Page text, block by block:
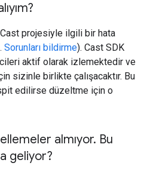
projesiyle ilgili bir hata
Sorunları bildirme). Cast SDK
aktif olarak izlemektedir ve
sizinle birlikte çalışacaktır. Bu
edilirse düzeltme için o
almıyor. Bu
geliyor?